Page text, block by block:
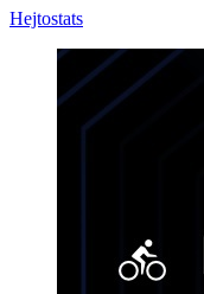
Hejtostats